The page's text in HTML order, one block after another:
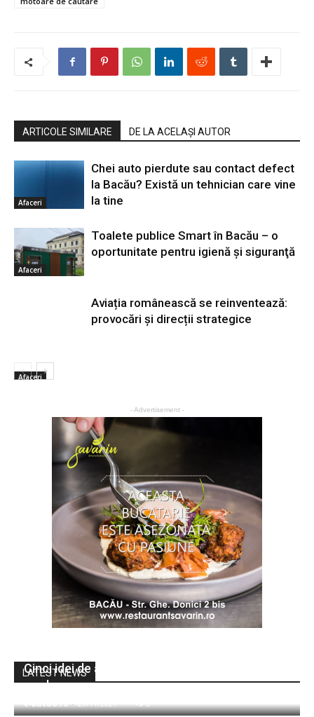
ARTICOLE SIMILARE DE LA ACELAȘI AUTOR
Afaceri
Chei auto pierdute sau contact defect
la Bacău? Există un tehnician care vine
la tine
Afaceri
Toalete publice Smart în Bacău – o
oportunitate pentru igienă şi siguranţă
Afaceri
Aviația românească se reinventează:
provocări și direcții strategice
- Advertisement -
LATEST NEWS
Cinci idei de amenajare a locuinței în stil
modern
e-Bacau.ro - 29/11/2021 0